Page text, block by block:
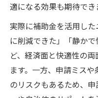
適になる効果も期待でき
実際に補助金を活用し
に削減できた」「静か
ど、経済面と快適性の
ます。一方、申請ミス
のリスクもあるため、